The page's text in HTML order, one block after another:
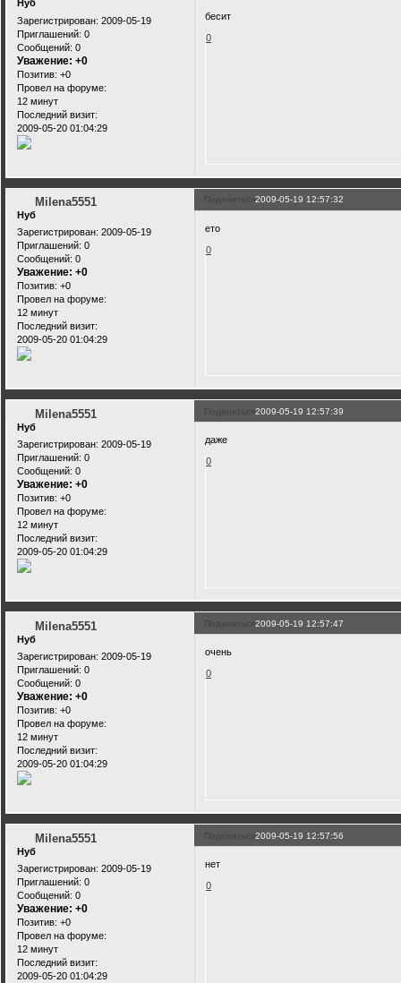
Нуб
Зарегистрирован: 2009-05-19
Приглашений: 0
Сообщений: 0
Уважение: +0
Позитив: +0
Провел на форуме:
12 минут
Последний визит:
2009-05-20 01:04:29
бесит
0
Поделиться2009-05-19 12:57:32
Milena5551
Нуб
Зарегистрирован: 2009-05-19
Приглашений: 0
Сообщений: 0
Уважение: +0
Позитив: +0
Провел на форуме:
12 минут
Последний визит:
2009-05-20 01:04:29
ето
0
Поделиться2009-05-19 12:57:39
Milena5551
Нуб
Зарегистрирован: 2009-05-19
Приглашений: 0
Сообщений: 0
Уважение: +0
Позитив: +0
Провел на форуме:
12 минут
Последний визит:
2009-05-20 01:04:29
даже
0
Поделиться2009-05-19 12:57:47
Milena5551
Нуб
Зарегистрирован: 2009-05-19
Приглашений: 0
Сообщений: 0
Уважение: +0
Позитив: +0
Провел на форуме:
12 минут
Последний визит:
2009-05-20 01:04:29
очень
0
Поделиться2009-05-19 12:57:56
Milena5551
Нуб
Зарегистрирован: 2009-05-19
Приглашений: 0
Сообщений: 0
Уважение: +0
Позитив: +0
Провел на форуме:
12 минут
Последний визит:
2009-05-20 01:04:29
нет
0